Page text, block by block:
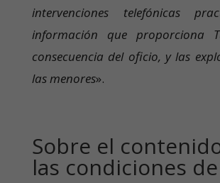
intervenciones telefónicas
información que proporciona
consecuencia del oficio, y las
las menores».
Sobre el
las condiciones